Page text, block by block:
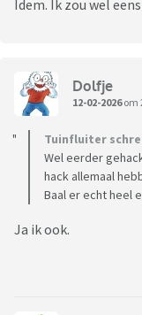
Idem. Ik zou wel
Dolfje
12-02-2026om
Tuinfluiter
Wel eerder
hack allemaal
Baal er echt heel
Ja ik ook.